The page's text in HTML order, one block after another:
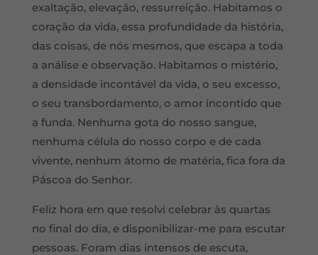
exaltação, elevação, ressurreição. Habitamos o
coração da vida, essa profundidade da história,
das coisas, de nós mesmos, que escapa a toda
a análise e observação. Habitamos o mistério,
a densidade incontável da vida, o seu excesso,
o seu transbordamento, o amor incontido que
a funda. Nenhuma gota do nosso sangue,
nenhuma célula do nosso corpo e de cada
vivente, nenhum átomo de matéria, fica fora da
Páscoa do Senhor.
Feliz hora em que resolvi celebrar às quartas
no final do dia, e disponibilizar-me para escutar
pessoas. Foram dias intensos de escuta,